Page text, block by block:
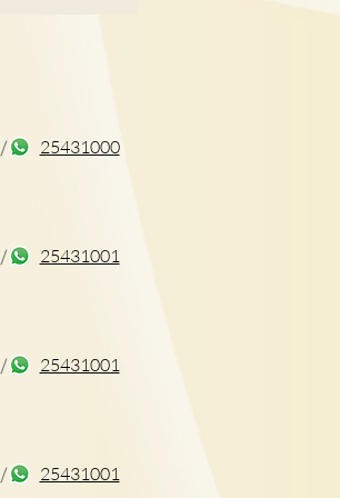
25431000
25431001
25431001
25431001